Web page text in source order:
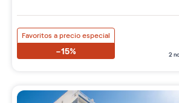
Favoritos a precio especial
-15% 2